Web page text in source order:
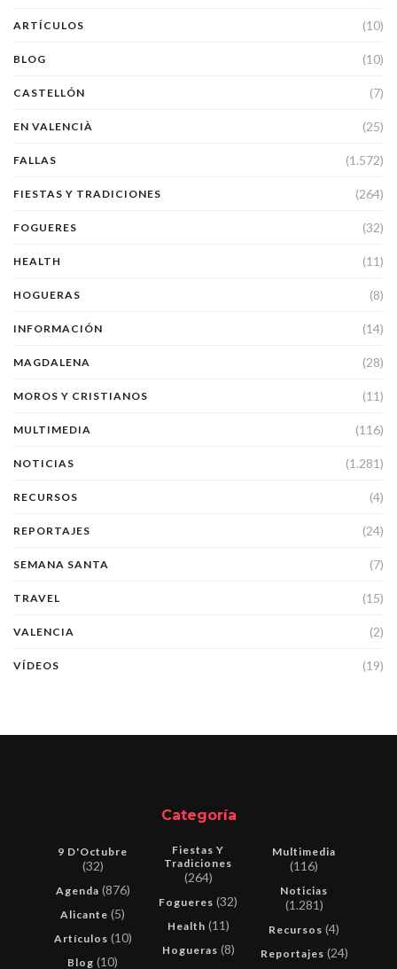
ARTÍCULOS (10)
BLOG (10)
CASTELLÓN (7)
EN VALENCIÀ (25)
FALLAS (1.572)
FIESTAS Y TRADICIONES (264)
FOGUERES (32)
HEALTH (11)
HOGUERAS (8)
INFORMACIÓN (14)
MAGDALENA (28)
MOROS Y CRISTIANOS (11)
MULTIMEDIA (116)
NOTICIAS (1.281)
RECURSOS (4)
REPORTAJES (24)
SEMANA SANTA (7)
TRAVEL (15)
VALENCIA (2)
VÍDEOS (19)
Categoría
9 D'Octubre
(32)
Agenda (876)
Alicante (5)
Artículos (10)
Blog (10)
Fiestas Y
Tradiciones
(264)
Fogueres (32)
Health (11)
Hogueras (8)
Multimedia
(116)
Noticias
(1.281)
Recursos (4)
Reportajes (24)